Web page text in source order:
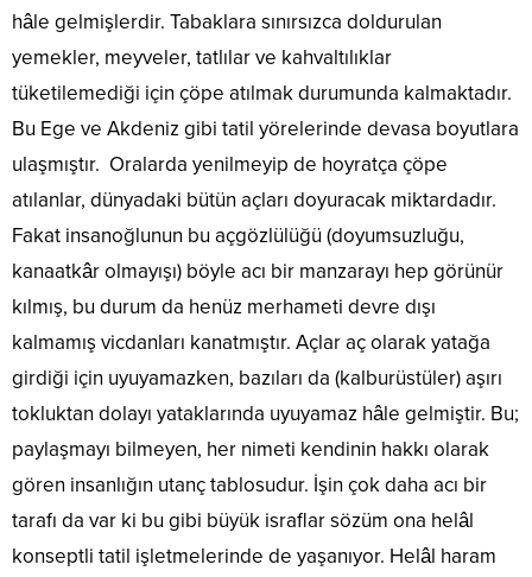
hâle gelmişlerdir. Tabaklara sınırsızca doldurulan
yemekler, meyveler, tatlılar ve kahvaltılıklar
tüketilemediği için çöpe atılmak durumunda kalmaktadır.
Bu Ege ve Akdeniz gibi tatil yörelerinde devasa boyutlara
ulaşmıştır. Oralarda yenilmeyip de hoyratça çöpe
atılanlar, dünyadaki bütün açları doyuracak miktardadır.
Fakat insanoğlunun bu açgözlülüğü (doyumsuzluğu,
kanaatkâr olmayışı) böyle acı bir manzarayı hep görünür
kılmış, bu durum da henüz merhameti devre dışı
kalmamış vicdanları kanatmıştır. Açlar aç olarak yatağa
girdiği için uyuyamazken, bazıları da (kalburüstüler) aşırı
tokluktan dolayı yataklarında uyuyamaz hâle gelmiştir. Bu;
paylaşmayı bilmeyen, her nimeti kendinin hakkı olarak
gören insanlığın utanç tablosudur. İşin çok daha acı bir
tarafı da var ki bu gibi büyük israflar sözüm ona helâl
konseptli tatil işletmelerinde de yaşanıyor. Helâl haram